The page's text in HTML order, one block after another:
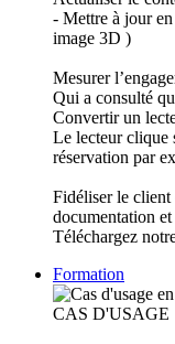
- Mettre à jour
image 3D )
Mesurer
Qui a consulté
Convertir un
Le lecteur clique
réservation par
Fidéliser le
documentation
Téléchargez
Formation
CAS D'USAGE